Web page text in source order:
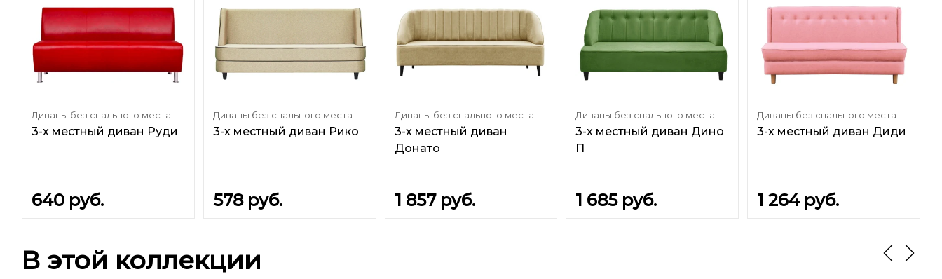
Диваны без спального места
3-х местный диван Руди
640 руб.
Диваны без спального места
3-х местный диван Рико
578 руб.
Диваны без спального места
3-х местный диван
Донато
1 857 руб.
Диваны без спального места
3-х местный диван Дино
П
1 685 руб.
Диваны без спального места
3-х местный диван Диди
1 264 руб.
В этой коллекции